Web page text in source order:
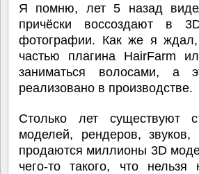
Я помню, лет 5 назад
причёски воссоздают в
фотографии. Как же я ждал,
частью плагина HairFarm
заниматься волосами,
реализовано в производстве.
Столько лет существуют
моделей, рендеров,
продаются миллионы 3D
чего-то такого, что